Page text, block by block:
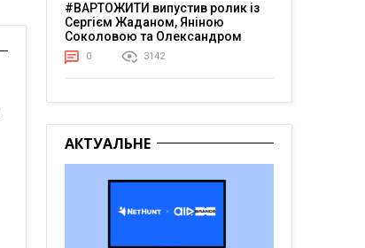
#ВАРТОЖИТИ випустив ролик із
Сергієм Жаданом, Яніною
Соколовою та Олександром
Тереном про життя в постійній
напрузі
0 3142
АКТУАЛЬНЕ